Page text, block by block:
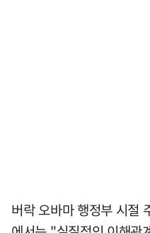
버락 오바마 행정부 시절